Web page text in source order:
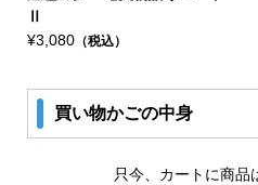
Ⅱ
¥3,080（税込）
買い物かごの中身
只今、カートに商品